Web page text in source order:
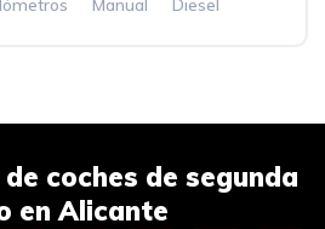
Manual Diesel
coches de segunda
en Alicante